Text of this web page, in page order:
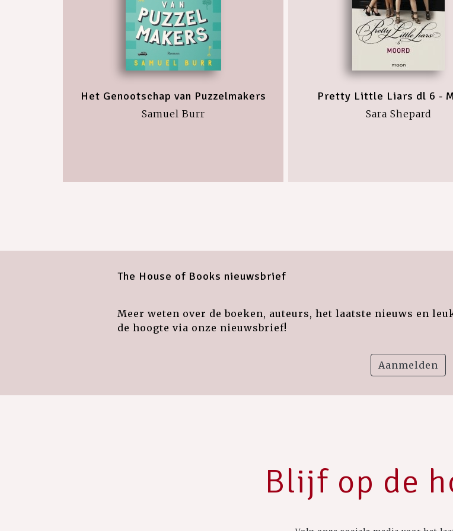
Het Genootschap van Puzzelmakers
Samuel Burr
Pretty Little Liars dl 6 -
Sara Shepard
The House of Books nieuwsbrief
Meer weten over de boeken, auteurs, het laatste nieuws en
de hoogte via onze nieuwsbrief!
Aanmelden
Blijf op de